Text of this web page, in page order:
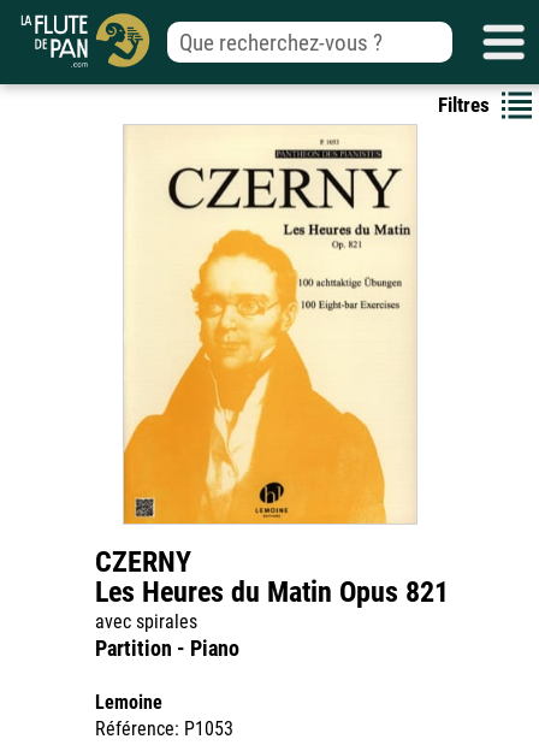
Filtres
CZERNY
Les Heures du Matin Opus 821
avec spirales
Partition - Piano
Lemoine
Référence: P1053